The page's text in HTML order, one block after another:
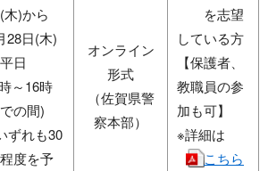
木)から
28日(木)
日
～16時
の間)
ずれも30
度を予
オンライン
形式
（佐賀県警
察本部）
を志望
している方
【保護者、
教職員の参
加も可】
※詳細は
こちら